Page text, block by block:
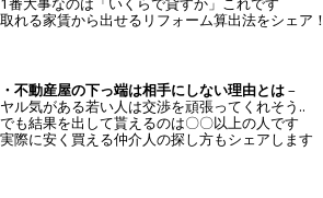
取れる家賃から出せるリフォーム算出法をシェア！
・不動産屋の下っ端は相手にしない理由とは–
ヤル気がある若い人は交渉を頑張ってくれそう..
でも結果を出して貰えるのは〇〇以上の人です
実際に安く買える仲介人の探し方もシェアします